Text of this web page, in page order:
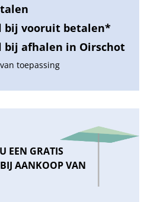
bij vooruit betalen*
bij afhalen in Oirschot
toepassing
EEN GRATIS
AANKOOP VAN